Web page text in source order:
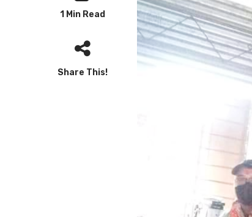
1 Min Read
Share This!